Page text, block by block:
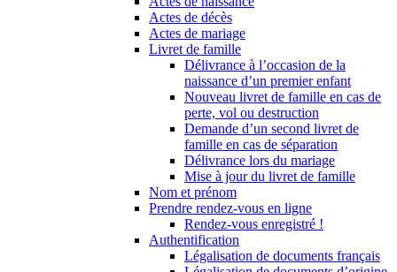
Actes de décès
Actes de mariage
Livret de famille
Délivrance à l’occasion de la
naissance d’un premier enfant
Nouveau livret de famille en cas de
perte, vol ou destruction
Demande d’un second livret de
famille en cas de séparation
Délivrance lors du mariage
Mise à jour du livret de famille
Nom et prénom
Prendre rendez-vous en ligne
Rendez-vous enregistré !
Authentification
Légalisation de documents français